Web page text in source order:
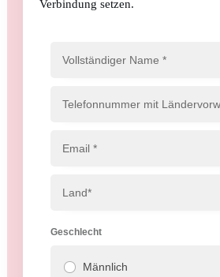
Verbindung setzen.
Geschlecht
Männlich